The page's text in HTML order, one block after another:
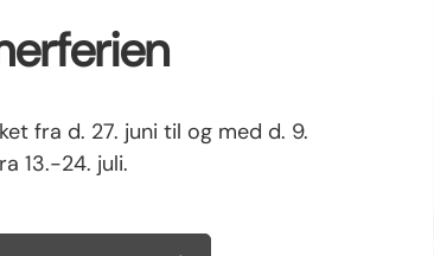
fra d. 27. juni til og med d. 9.
13.-24. juli.